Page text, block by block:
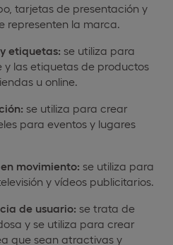
tarjetas de presentación y
representen la marca.
etiquetas: se utiliza para
y las etiquetas de productos
u online.
se utiliza para crear
para eventos y lugares
movimiento: se utiliza para
y vídeos publicitarios.
de usuario: se trata de
y se utiliza para crear
que sean atractivas y